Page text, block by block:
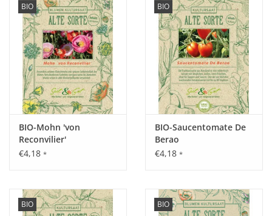
Kultur:
Pflanzabstand 50 cm in der Reihe, 70 cm zwischen den
Reihen.
Saattiefe: 1 cm.
Standort:
Vollsonnig und windgeschützt, nährstoffreicher und
ausreichend gedüngter Boden.
Ernte / Blüte:
Mitte Juli - Mitte Oktober.
BIO
BIO-Mohn 'von
Reconvilier'
€4,18 *
BIO
BIO-Saucentomate De
Berao
€4,18 *
BIO BIO